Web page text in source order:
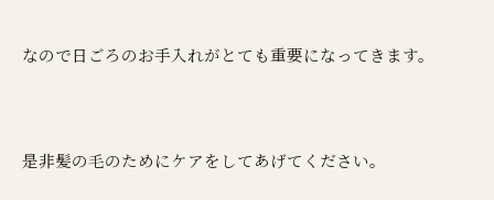
なので日ごろのお手入れがとても重要になってきます。
是非髪の毛のためにケアをしてあげてください。